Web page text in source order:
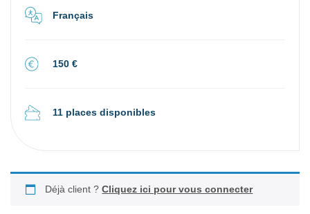
Français
150 €
11 places disponibles
Déjà client ?Cliquez ici pour vous connecter